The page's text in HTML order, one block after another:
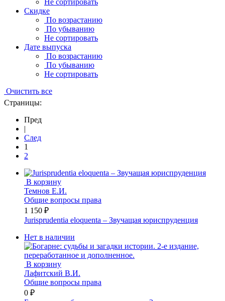
Скидке
По возрастанию
По убыванию
Не сортировать
Дате выпуска
По возрастанию
По убыванию
Не сортировать
Очистить все
Страницы:
Пред
|
След
1
2
В корзину
Темнов Е.И.
Общие вопросы права
1 150 ₽
Jurisprudentia eloquenta – Звучащая юриспруденция
Нет в наличии
В корзину
Лафитский В.И.
Общие вопросы права
0 ₽